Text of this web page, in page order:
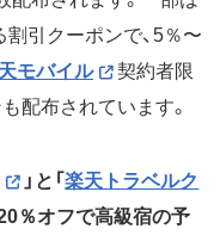
ポン
人以上の旅行で最大2000ポイ
付与など
宿泊：最大1万円オフクー
内ツアー：最大2万円オフク
ン
宿泊：ポイント最大12倍
引クーポンで、5％〜
モバイル
契約者限
配布されています。
」と「楽天トラベルク
％オフで高級宿の予